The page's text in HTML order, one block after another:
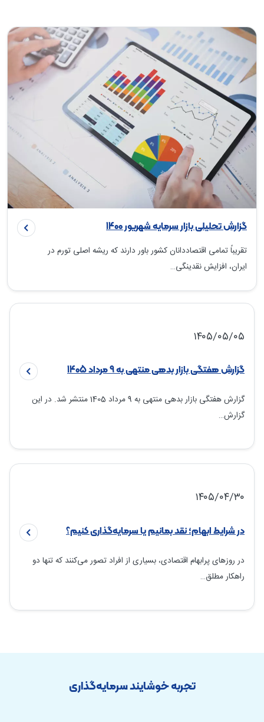
گزارش تحلیلی بازار سرمایه شهریور 1400
تقریباً تمامی اقتصاددانان کشور باور دارند که ریشه اصلی تورم در
ایران، افزایش نقدینگی…
۱۴۰۵/۰۵/۰۵
گزارش هفتگی بازار بدهی منتهی به 9 مرداد 1405
گزارش هفتگی بازار بدهی منتهی به 9 مرداد 1405 منتشر شد. در این
گزارش…
۱۴۰۵/۰۴/۳۰
در شرایط ابهام؛ نقد بمانیم یا سرمایه‌گذاری کنیم؟
در روزهای پرابهام اقتصادی، بسیاری از افراد تصور می‌کنند که تنها دو
راهکار مطلق…
تجربه خوشایند سرمایه‌گذاری